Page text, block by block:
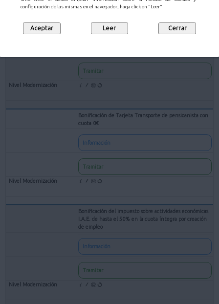
configuración de las mismas en el navegador, haga click en "Leer"
Tramitar
Bonificación de Tarjeta Transporte de pensioanista con
cuota 0€
Información
Tramitar
Bonificación del impuesto sobre actividades económicas
I.A.E. de hasta el 50% en la cuota íntegra por creación
de empleo
Información
Tramitar